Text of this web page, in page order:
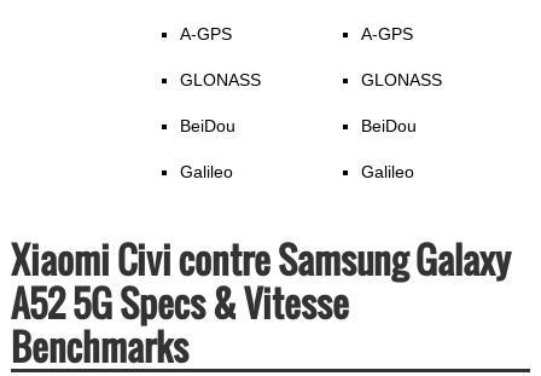
A-GPS
GLONASS
BeiDou
Galileo
A-GPS
GLONASS
BeiDou
Galileo
Xiaomi Civi contre Samsung Galaxy
A52 5G Specs & Vitesse
Benchmarks